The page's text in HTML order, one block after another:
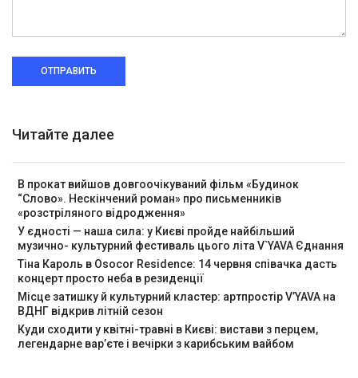
ОТПРАВИТЬ
Читайте далее
В прокат вийшов довгоочікуваний фільм «Будинок
“Слово». Нескінчений роман» про письменників
«розстріляного відродження»
У єдності — наша сила: у Києві пройде найбільший
музично- культурний фестиваль цього літа V`YAVA Єднання
Тіна Кароль в Osocor Residence: 14 червня співачка дасть
концерт просто неба в резиденції
Місце затишку й культурний кластер: артпростір V’YAVA на
ВДНГ відкрив літній сезон
Куди сходити у квітні-травні в Києві: вистави з перцем,
легендарне вар’єте і вечірки з карибським вайбом